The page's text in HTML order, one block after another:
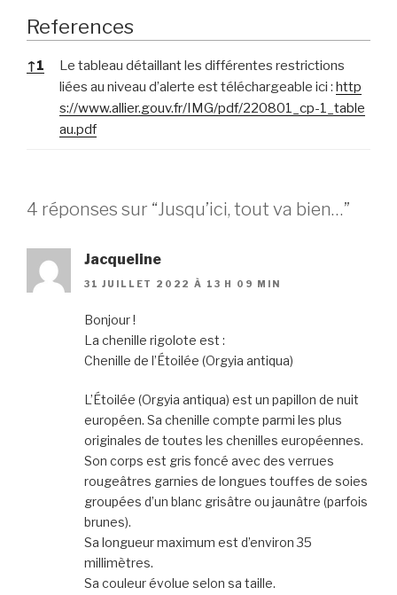
References
References
↑1
Le tableau détaillant les différentes restrictions
liées au niveau d’alerte est téléchargeable ici : http
s://www.allier.gouv.fr/IMG/pdf/220801_cp-1_table
au.pdf
4 réponses sur “Jusqu’ici, tout va bien…”
Jacqueline
31 JUILLET 2022 À 13 H 09 MIN
Bonjour !
La chenille rigolote est :
Chenille de l’Étoilée (Orgyia antiqua)
L’Étoilée (Orgyia antiqua) est un papillon de nuit
européen. Sa chenille compte parmi les plus
originales de toutes les chenilles européennes.
Son corps est gris foncé avec des verrues
rougeâtres garnies de longues touffes de soies
groupées d’un blanc grisâtre ou jaunâtre (parfois
brunes).
Sa longueur maximum est d’environ 35
millimètres.
Sa couleur évolue selon sa taille.